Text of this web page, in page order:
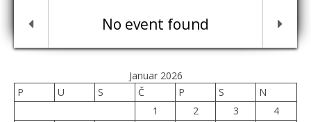
No event found
Januar 2026
P
U S Č P S
N
1
2 3
4